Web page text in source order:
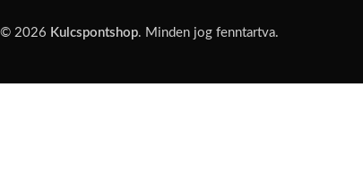
© 2026 Kulcspontshop. Minden jog fenntartva.